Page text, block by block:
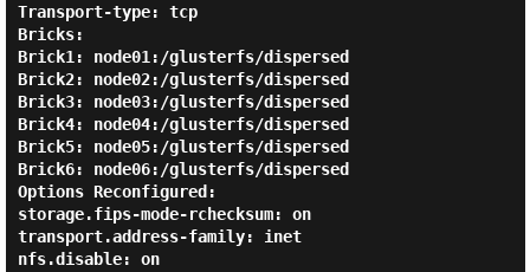
Transport-type: tcp
Bricks:
Brick1: node01:/glusterfs/dispersed
Brick2: node02:/glusterfs/dispersed
Brick3: node03:/glusterfs/dispersed
Brick4: node04:/glusterfs/dispersed
Brick5: node05:/glusterfs/dispersed
Brick6: node06:/glusterfs/dispersed
Options Reconfigured:
storage.fips-mode-rchecksum: on
transport.address-family: inet
nfs.disable: on